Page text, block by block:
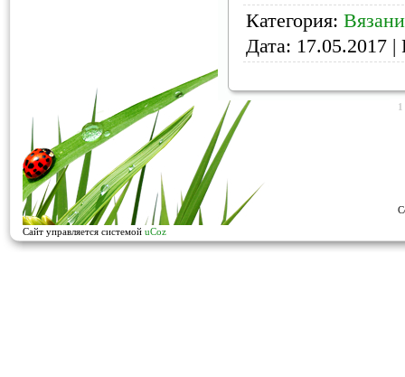
Категория:
Дата: 17.05.2017 |
1
Сайт управляется системой uCoz